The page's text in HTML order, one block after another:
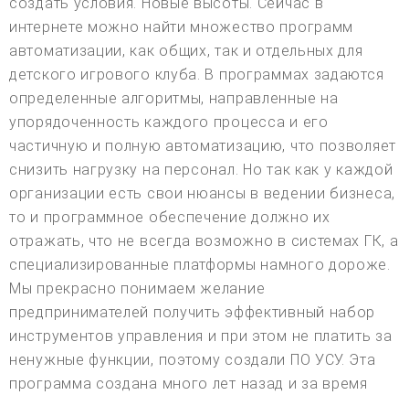
интернете можно найти множество программ
автоматизации, как общих, так и отдельных для
детского игрового клуба. В программах задаются
определенные алгоритмы, направленные на
упорядоченность каждого процесса и его
частичную и полную автоматизацию, что позволяет
снизить нагрузку на персонал. Но так как у каждой
организации есть свои нюансы в ведении бизнеса,
то и программное обеспечение должно их
отражать, что не всегда возможно в системах ГК, а
специализированные платформы намного дороже.
Мы прекрасно понимаем желание
предпринимателей получить эффективный набор
инструментов управления и при этом не платить за
ненужные функции, поэтому создали ПО УСУ. Эта
программа создана много лет назад и за время